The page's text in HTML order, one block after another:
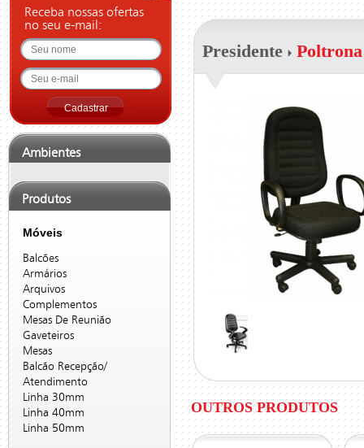
Receba nossas ofertas
no seu e-mail:
Ambientes
Produtos
Móveis
Balcões
Armários
Arquivos
Complementos
Mesas De Reunião
Gaveteiros
Mesas
Balcão Recepção/
Atendimento
Linha 30mm
Linha 40mm
Linha 50mm
Presidente
OUTROS PRODUTOS